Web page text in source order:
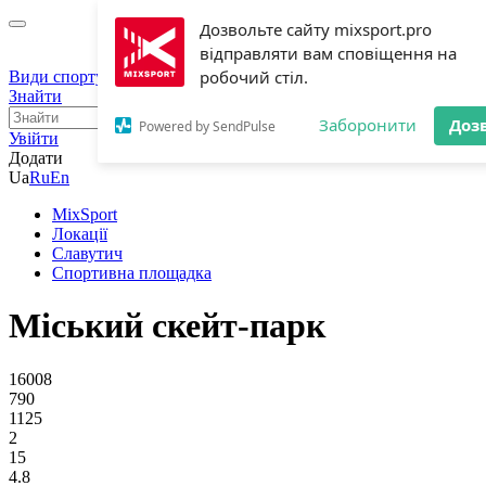
Дозвольте сайту mixsport.pro
відправляти вам сповіщення на
робочий стіл.
Powered by SendPulse Заборонити
Види спорту ПодіїАктивностіЛокаціїТренери
Знайти
Увійти
Додати
UaRuEn
MixSport
Локації
Славутич
Спортивна площадка
Міський скейт-парк
16008
790
1125
2
15
4.8